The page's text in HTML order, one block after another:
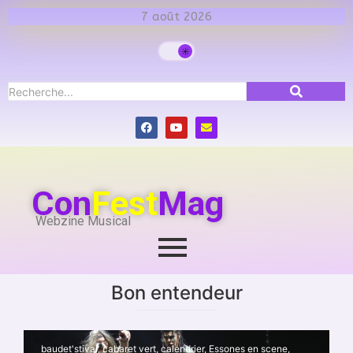
7 août 2026
ConFestMag
Webzine Musical
Bon entendeur
baudet'stival, cabaret vert, calendrier, Essones en scene,